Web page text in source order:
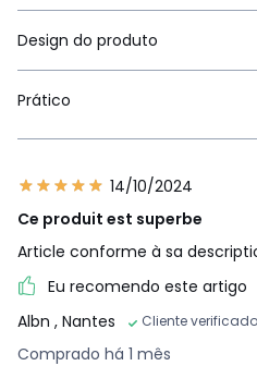
Design do produto
Prático
14/10/2024
Ce produit est superbe
Article conforme à sa
Eu recomendo este artigo
Albn , Nantes Cliente verificado
Comprado há 1 mês